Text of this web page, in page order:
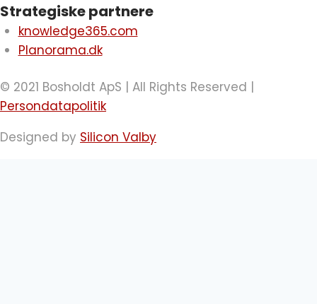
Strategiske partnere
knowledge365.com
Planorama.dk
© 2021 Bosholdt ApS | All Rights Reserved |
Persondatapolitik
Designed by Silicon Valby